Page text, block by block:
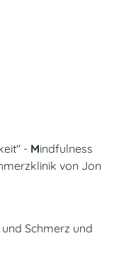
- Mindfulness
von Jon
Schmerz und